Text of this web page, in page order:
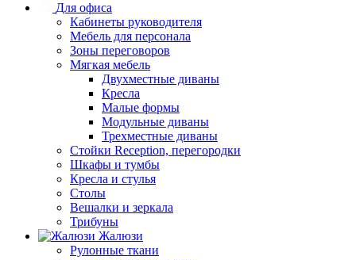
Для офиса
Кабинеты руководителя
Мебель для персонала
Зоны переговоров
Мягкая мебель
Двухместные диваны
Кресла
Малые формы
Модульные диваны
Трехместные диваны
Стойки Reception, перегородки
Шкафы и тумбы
Кресла и стулья
Столы
Вешалки и зеркала
Трибуны
Жалюзи
Рулонные ткани